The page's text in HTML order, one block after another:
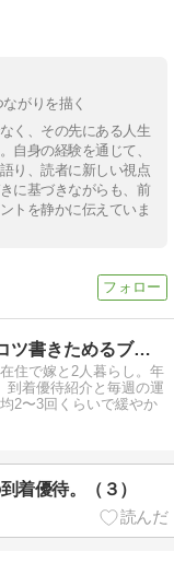
がりを描く
く、その先にある人生
自身の経験を通じて、
り、読者に新しい視点
に基づきながらも、前
トを静かに伝えていま
株主優待株についてコツコツ書きためるブログ
住で嫁と2人暮らし。年
到着優待紹介と毎週の運
2〜3回くらいで緩やか
着優待。（３）